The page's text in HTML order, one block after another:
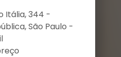
Itália, 344 -
São Paulo -